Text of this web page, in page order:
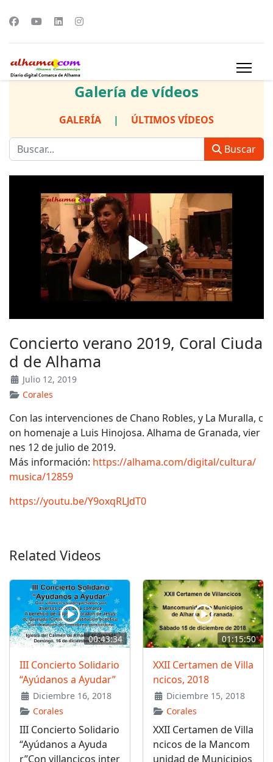
Galería de vídeos
GALERÍA | ÚLTIMOS VÍDEOS
Buscar
Concierto verano 2019, Coral Ciuda
d de Alhama
Julio 12, 2019
Corales
Con las intervenciones de Chano Robles, y La Muralla, c
on homenaje a Luis Hinojosa. Alhama de Granada, vier
nes 12 de julio de 2019.
Más información: https://alhama.com/digital/cultura/
musica/12859
https://youtu.be/Y9oxqRLJdT0
Related Videos
00:43:34
III Concierto Solidario
“Ayúdanos a Ayudar”
Diciembre 16, 2018
Corales
III Concierto Solidario
“Ayúdanos a Ayuda
r”Con villancicos inter
01:15:50
XXII Certamen de Villa
ncicos, 2018
Diciembre 15, 2018
Corales
XXII Certamen de Villa
ncicos de la Mancom
unidad de Municipios